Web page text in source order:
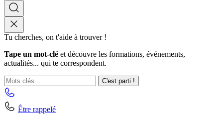
Tu cherches, on t'aide à trouver !
Tape un mot-clé et découvre les formations, événements,
actualités... qui te correspondent.
C'est parti !
Être rappelé